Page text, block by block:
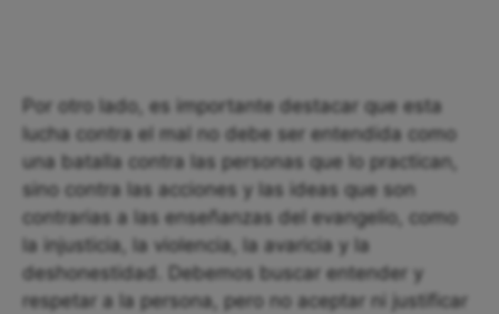
Por otro lado, es importante destacar que esta
lucha contra el mal no debe ser entendida como
una batalla contra las personas que lo practican,
sino contra las acciones y las ideas que son
contrarias a las enseñanzas del evangelio, como
la injusticia, la violencia, la avaricia y la
deshonestidad. Debemos buscar entender y
respetar a la persona, pero no aceptar ni justificar